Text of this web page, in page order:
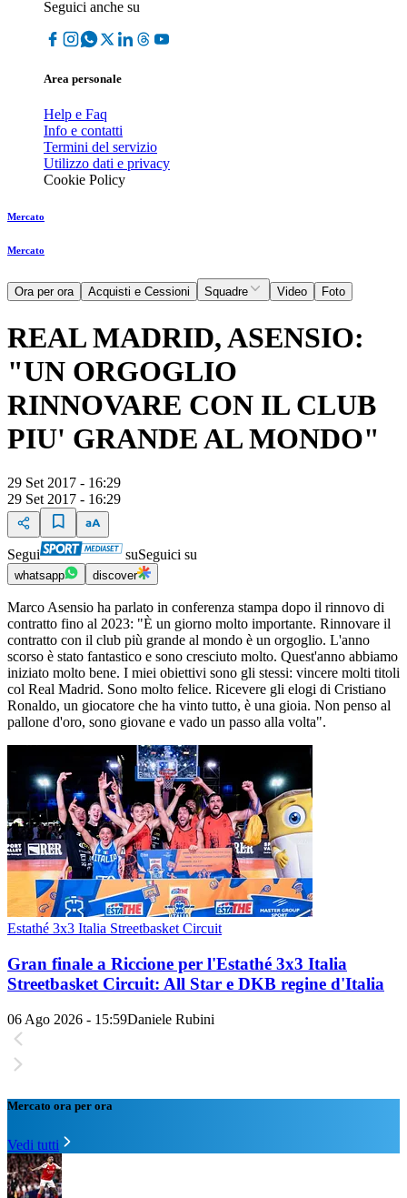
Seguici anche su
Area personale
Help e Faq
Info e contatti
Termini del servizio
Utilizzo dati e privacy
Cookie Policy
Mercato
Mercato
Ora per ora Acquisti e Cessioni Squadre Video Foto
REAL MADRID, ASENSIO:
"UN ORGOGLIO
RINNOVARE CON IL CLUB
PIU' GRANDE AL MONDO"
29 Set 2017 - 16:29
29 Set 2017 - 16:29
Segui suSeguici su
whatsapp discover
Marco Asensio ha parlato in conferenza stampa dopo il rinnovo di
contratto fino al 2023: "È un giorno molto importante. Rinnovare il
contratto con il club più grande al mondo è un orgoglio. L'anno
scorso è stato fantastico e sono cresciuto molto. Quest'anno abbiamo
iniziato molto bene. I miei obiettivi sono gli stessi: vincere molti titoli
col Real Madrid. Sono molto felice. Ricevere gli elogi di Cristiano
Ronaldo, un giocatore che ha vinto tutto, è una gioia. Non penso al
pallone d'oro, sono giovane e vado un passo alla volta".
Estathé 3x3 Italia Streetbasket Circuit
Gran finale a Riccione per l'Estathé 3x3 Italia
Streetbasket Circuit: All Star e DKB regine d'Italia
06 Ago 2026 - 15:59Daniele Rubini
Mercato ora per ora
Vedi tutti